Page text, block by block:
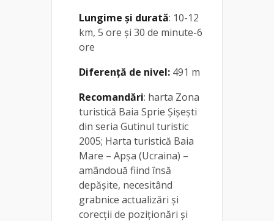
Lungime și durată: 10-12
km, 5 ore și 30 de minute-6
ore
Diferență de nivel: 491 m
Recomandări: harta Zona
turistică Baia Sprie Șișești
din seria Gutinul turistic
2005; Harta turistică Baia
Mare – Apșa (Ucraina) –
amândouă fiind însă
depășite, necesitând
grabnice actualizări și
corecții de poziționări și